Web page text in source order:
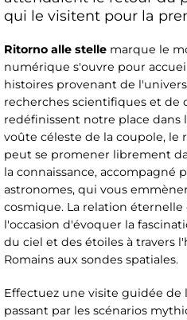
qui le visitent pour la
Ritorno alle stelle marque le
numérique s'ouvre pour
histoires provenant de
recherches scientifiques et de
redéfinissent notre place dans
voûte céleste de la coupole, le
peut se promener librement
la connaissance, accompagné
astronomes, qui vous
cosmique. La relation éternelle
l'occasion d'évoquer la
du ciel et des étoiles à travers
Romains aux sondes spatiales.
Effectuez une visite guidée de
passant par les scénarios